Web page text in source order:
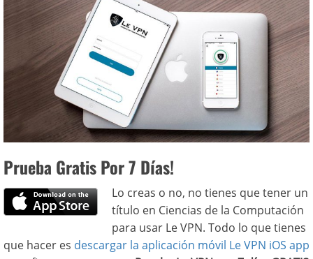
Prueba Gratis Por 7 Días!
Lo creas o no, no tienes que tener un
título en Ciencias de la Computación
para usar Le VPN. Todo lo que tienes
que hacer es descargar la aplicación móvil Le VPN iOS app